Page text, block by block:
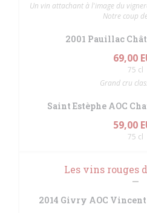
Un vin attachant à l'image du
Notre coup
2001 Pauillac
69,00
75 cl
Grand cru
Saint Estèphe AOC
59,00
75 cl
Les vins rouges
2014 Givry AOC